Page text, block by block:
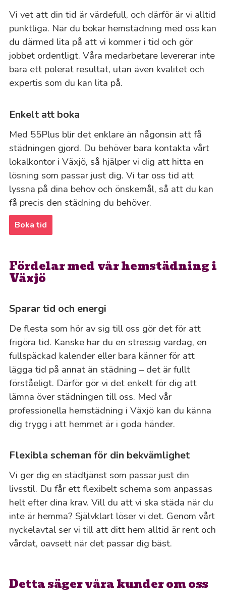
Vi vet att din tid är värdefull, och därför är vi alltid
punktliga. När du bokar hemstädning med oss kan
du därmed lita på att vi kommer i tid och gör
jobbet ordentligt. Våra medarbetare levererar inte
bara ett polerat resultat, utan även kvalitet och
expertis som du kan lita på.
Enkelt att boka
Med 55Plus blir det enklare än någonsin att få
städningen gjord. Du behöver bara kontakta vårt
lokalkontor i Växjö, så hjälper vi dig att hitta en
lösning som passar just dig. Vi tar oss tid att
lyssna på dina behov och önskemål, så att du kan
få precis den städning du behöver.
Boka tid
Fördelar med vår hemstädning i
Växjö
Sparar tid och energi
De flesta som hör av sig till oss gör det för att
frigöra tid. Kanske har du en stressig vardag, en
fullspäckad kalender eller bara känner för att
lägga tid på annat än städning – det är fullt
förståeligt. Därför gör vi det enkelt för dig att
lämna över städningen till oss. Med vår
professionella hemstädning i Växjö kan du känna
dig trygg i att hemmet är i goda händer.
Flexibla scheman för din bekvämlighet
Vi ger dig en städtjänst som passar just din
livsstil. Du får ett flexibelt schema som anpassas
helt efter dina krav. Vill du att vi ska städa när du
inte är hemma? Självklart löser vi det. Genom vårt
nyckelavtal ser vi till att ditt hem alltid är rent och
vårdat, oavsett när det passar dig bäst.
Detta säger våra kunder om oss